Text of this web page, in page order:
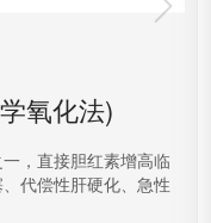
氧化法)
，直接胆红素增高临
代偿性肝硬化、急性